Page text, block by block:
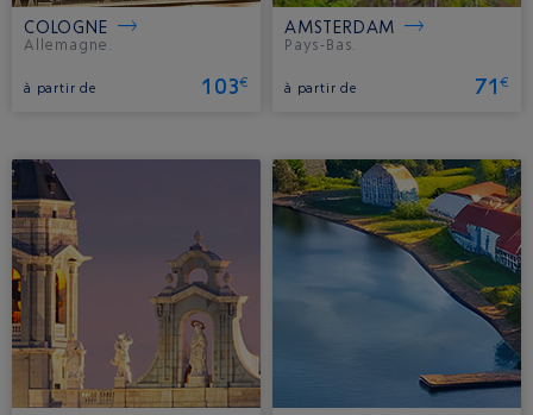
COLOGNE
Allemagne.
à partir de 103€
AMSTERDAM
Pays-Bas.
à partir de 71€